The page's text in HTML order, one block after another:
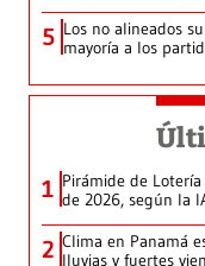
5 Los no alineados
mayoría a los
1 Pirámide de
de 2026, según la
2 Clima en Panamá
lluvias y fuertes